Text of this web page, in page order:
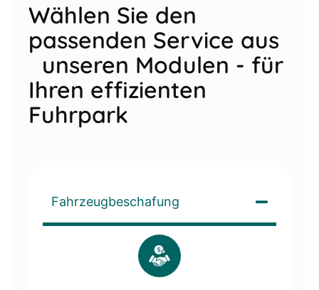
Wählen Sie den
passenden Service aus
unseren Modulen - für
Ihren effizienten
Fuhrpark
Fahrzeugbeschafung